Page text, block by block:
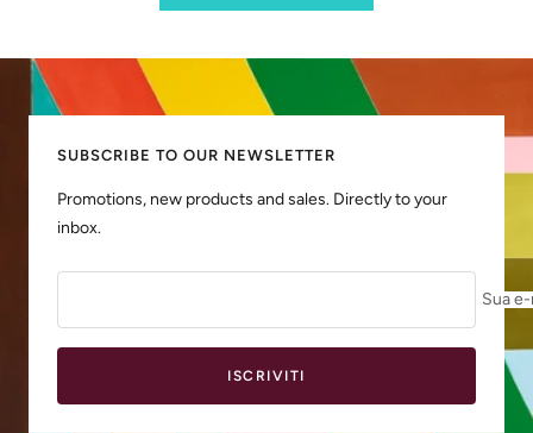
SUBSCRIBE TO OUR NEWSLETTER
Promotions, new products and sales. Directly to your
inbox.
Sua
ISCRIVITI